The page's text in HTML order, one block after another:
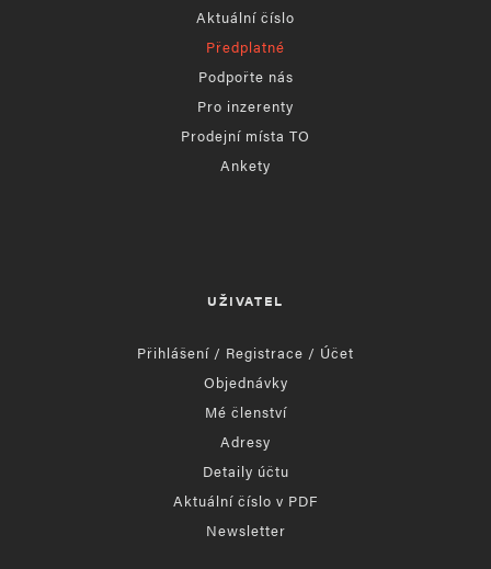
Aktuální číslo
Předplatné
Podpořte nás
Pro inzerenty
Prodejní místa TO
Ankety
UŽIVATEL
Přihlášení / Registrace / Účet
Objednávky
Mé členství
Adresy
Detaily účtu
Aktuální číslo v PDF
Newsletter